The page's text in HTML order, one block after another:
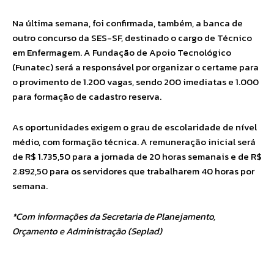
Na última semana, foi confirmada, também, a banca de
outro concurso da SES-SF, destinado o cargo de Técnico
em Enfermagem. A Fundação de Apoio Tecnológico
(Funatec) será a responsável por organizar o certame para
o provimento de 1.200 vagas, sendo 200 imediatas e 1.000
para formação de cadastro reserva.
As oportunidades exigem o grau de escolaridade de nível
médio, com formação técnica. A remuneração inicial será
de R$ 1.735,50 para a jornada de 20 horas semanais e de R$
2.892,50 para os servidores que trabalharem 40 horas por
semana.
*Com informações da Secretaria de Planejamento,
Orçamento e Administração (Seplad)